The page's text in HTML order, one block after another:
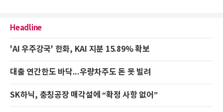
Headline
'AI 우주강국' 한화, KAI 지분 15.89% 확보
대출 연간한도 바닥...우량차주도 돈 못 빌려
SK하닉, 충칭공장 매각설에 “확정 사항 없어”